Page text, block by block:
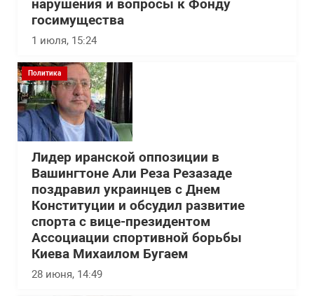
нарушения и вопросы к Фонду
госимущества
1 июля, 15:24
Политика
Лидер иранской оппозиции в
Вашингтоне Али Реза Резазаде
поздравил украинцев с Днем
Конституции и обсудил развитие
спорта с вице-президентом
Ассоциации спортивной борьбы
Киева Михаилом Бугаем
28 июня, 14:49